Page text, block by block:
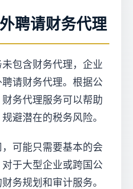
聘请财务代理
包含财务代理，企业
请财务代理。根据公
务代理服务可以帮助
避潜在的税务风险。
可能只需要基本的会
于大型企业或跨国公
务规划和审计服务。